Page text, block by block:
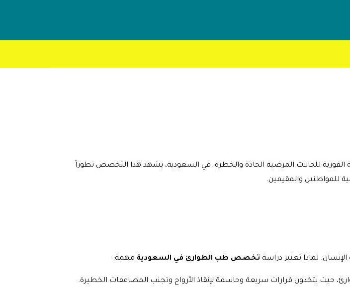
للحالات المرضية الحادة والخطرة. في السعودية، يشهد هذا التخصص تطوراً
للمواطنين والمقيمين.
لماذا تعتبر دراسة تخصص طب الطوارئ في السعودية مهمة:
حيث يتخذون قرارات سريعة وحاسمة لإنقاذ الأرواح وتجنب المضاعفات الخطيرة.